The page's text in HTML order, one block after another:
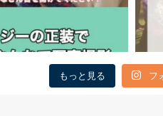
もっと見る フ